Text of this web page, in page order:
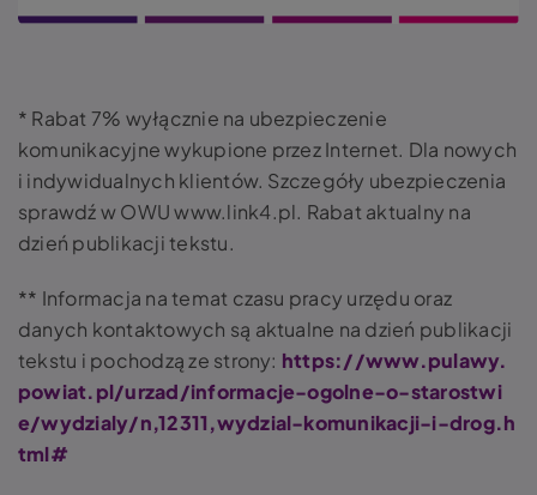
* Rabat 7% wyłącznie na ubezpieczenie
komunikacyjne wykupione przez Internet. Dla nowych
i indywidualnych klientów. Szczegóły ubezpieczenia
sprawdź w OWU www.link4.pl. Rabat aktualny na
dzień publikacji tekstu.
** Informacja na temat czasu pracy urzędu oraz
danych kontaktowych są aktualne na dzień publikacji
tekstu i pochodzą ze strony: https://www.pulawy.
powiat.pl/urzad/informacje-ogolne-o-starostwi
e/wydzialy/n,12311,wydzial-komunikacji-i-drog.h
tml#